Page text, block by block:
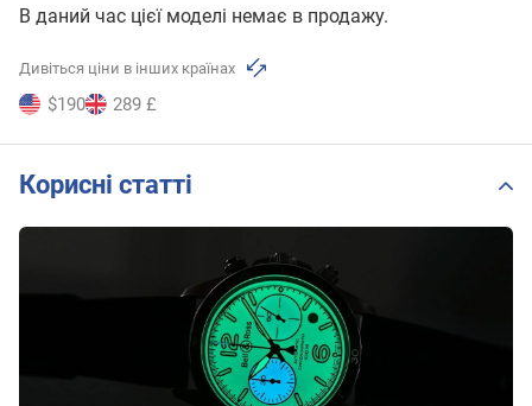
В даний час цієї моделі немає в продажу.
Дивіться ціни в інших країнах
$190 289 £
Корисні статті